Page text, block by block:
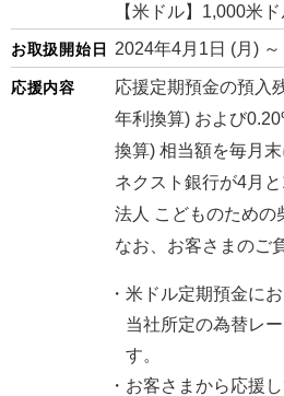
【米ドル】1,000米
お取扱開始日 2024年4月1日 (月) ～
応援内容
応援定期預金の預入
年利換算) および
換算) 相当額を毎月
ネクスト銀行が4月
法人 こどものための
なお、お客さまのご
米ドル定期預金に
当社所定の為替レ
す。
お客さまから応援